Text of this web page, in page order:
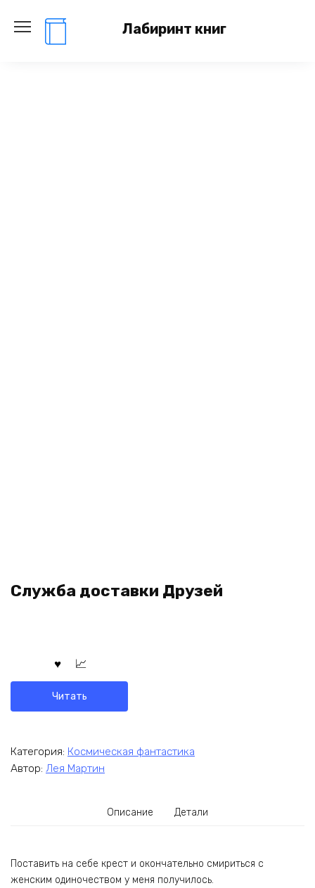
содержанию
Лабиринт книг
Служба доставки Друзей
Читать
Категория: Космическая фантастика
Автор: Лея Мартин
Описание Детали
Поставить на себе крест и окончательно смириться с
женским одиночеством у меня получилось.